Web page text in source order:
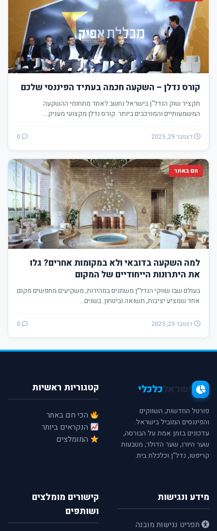
קורס נדלן – השקעה חכמה בעתיד הפיננסי שלכם
תקציר שוק הנדל"ן בישראל נחשב לאחד מתחומי ההשקעה
המשמעותיים והמורכבים ביותר. קורס נדלן מקצועי מעניק…
דצמבר 29, 2025
חם באתר
למה השקעה בדובאי ולא במקומות אחרים? גלו
את היתרונות הייחודיים של המקום
בעולם שבו שווקי הנדל״ן משתנים במהירות, משקיעים מחפשים מקום
אחד שמציע יציבות, תשואה וביטחון. בשנים…
דצמבר 23, 2025
כלכלי
פורטל החדשות, השווקים
והפיננסים המוביל בישראל.
עדכונים בזמן אמת על הבורסה,
שער היורו, שער הדולר, מטבעות
קריפטו, נדל"ן וכלכלת בית.
קטגוריות ראשיות
הכי חם באתר
הנקראים ביותר
המומלצים
מידע ונגישות
תפריט נגישות מובנה
קישורים מומלצים
ושותפים